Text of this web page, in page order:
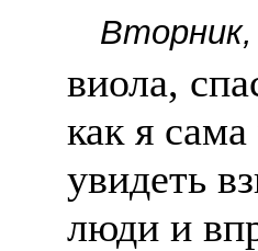
Вторник,
виола,
как я
увидеть
люди и